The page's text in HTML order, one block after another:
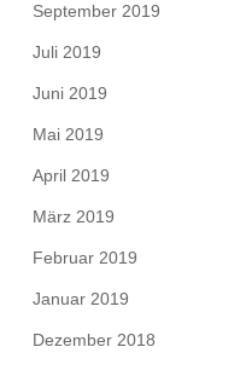
September 2019
Juli 2019
Juni 2019
Mai 2019
April 2019
März 2019
Februar 2019
Januar 2019
Dezember 2018